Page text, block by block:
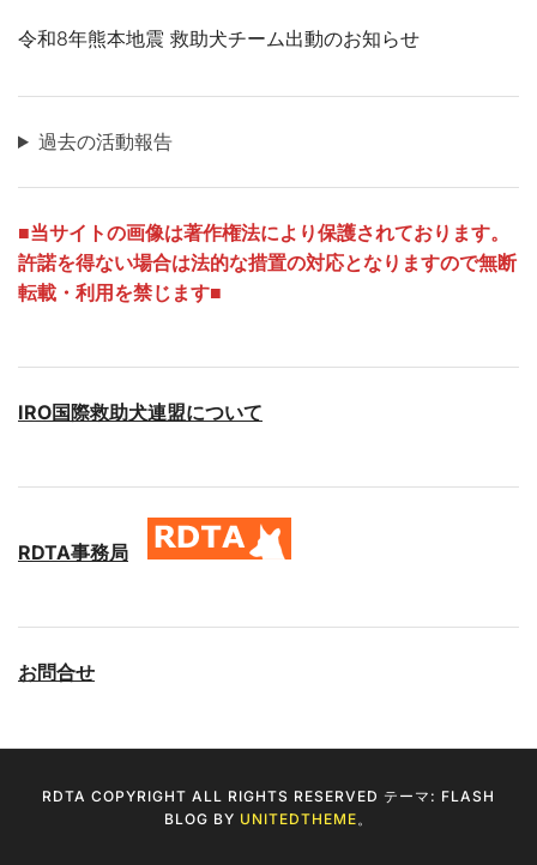
令和8年熊本地震 救助犬チーム出動のお知らせ
過去の活動報告
■当サイトの画像は著作権法により保護されております。
許諾を得ない場合は法的な措置の対応となりますので無断
転載・利用を禁じます■
IRO国際救助犬連盟について
RDTA事務局
お問合せ
RDTA COPYRIGHT ALL RIGHTS RESERVED テーマ: FLASH
BLOG BY UNITEDTHEME。